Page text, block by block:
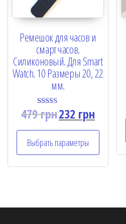
Ремешок для часов и
смарт часов.
Силиконовый. Для Smart
Watch. 10 Размеры 20, 22
мм.
Rated
5.00
479грн232 грн
Выбрать параметры